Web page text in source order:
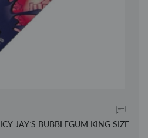
JAY’S BUBBLEGUM KING SIZE